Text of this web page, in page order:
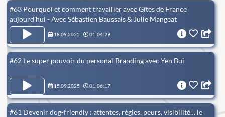
#63 Pourquoi et comment travailler avec Gîtes de France
aujourd’hui - Avec Sébastien Baussais & Julie Mangeat
18.09.2025 01:04:29
#62 Le super pouvoir du personal Branding avec Yen Bui
15.09.2025 01:06:17
#61 Devenir dog-friendly : attentes, règles, peurs, visibilité… le